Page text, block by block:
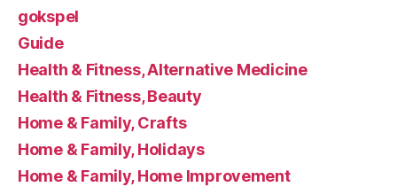
gokspel
Guide
Health & Fitness, Alternative Medicine
Health & Fitness, Beauty
Home & Family, Crafts
Home & Family, Holidays
Home & Family, Home Improvement